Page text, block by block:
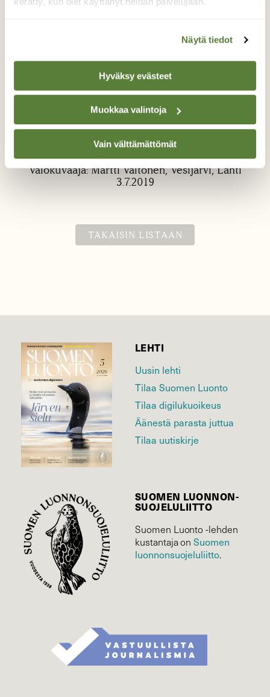
Näytä tiedot
Hyväksy evästeet
Muokkaa valintoja
Vain välttämättömät
Ukontulikukka
...kukkii ja kasvaa tosi upeana Vesijärven
rannalla.
Valokuvaaja: Martti Valtonen, Vesijärvi, Lahti
3.7.2019
TAKAISIN LISTAAN
LEHTI
Uusin lehti
Tilaa Suomen Luonto
Tilaa digilukuoikeus
Äänestä parasta juttua
Tilaa uutiskirje
SUOMEN LUONNON­
SUOJELU­LIITTO
Suomen Luonto -lehden
kustantaja onSuomen
luonnonsuojelu­liitto.